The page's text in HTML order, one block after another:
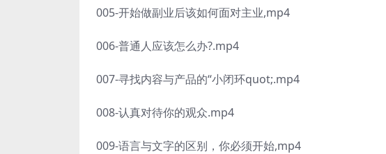
005-开始做副业后该如何面对主业,mp4
006-普通人应该怎么办?.mp4
007-寻找内容与产品的“小闭环quot;.mp4
008-认真对待你的观众.mp4
009-语言与文字的区别，你必须开始,mp4